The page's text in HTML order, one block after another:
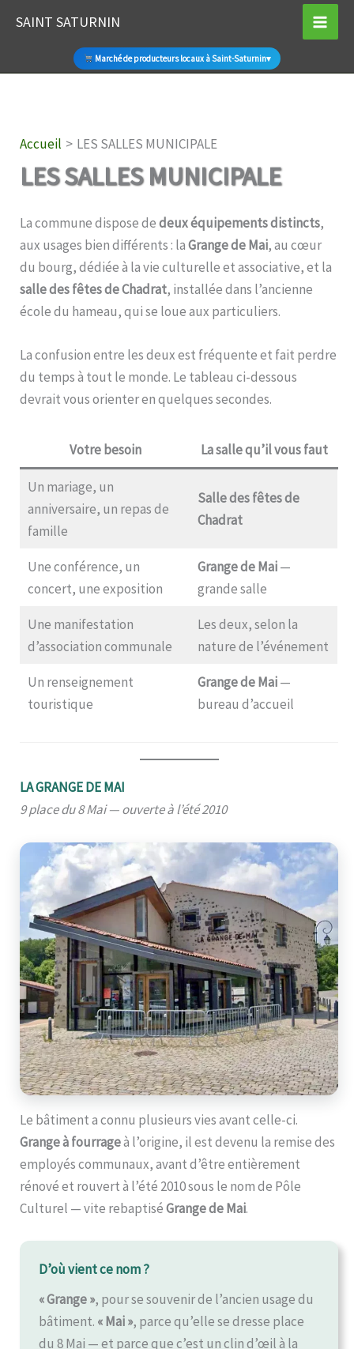
SAINT SATURNIN
Marché de producteurs locaux à Saint-Saturnin▾
Accueil LES SALLES MUNICIPALE
LES SALLES MUNICIPALE
La commune dispose dedeux équipements distincts,
aux usages bien différents : laGrange de Mai, au cœur
du bourg, dédiée à la vie culturelle et associative, et la
salle des fêtes de Chadrat, installée dans l’ancienne
école du hameau, qui se loue aux particuliers.
La confusion entre les deux est fréquente et fait perdre
du temps à tout le monde. Le tableau ci-dessous
devrait vous orienter en quelques secondes.
Votre besoin La salle qu’il vous faut
Un mariage, un
anniversaire, un repas de
famille
Salle des fêtes de
Chadrat
Une conférence, un
concert, une exposition
Grange de Mai—
grande salle
Une manifestation
d’association communale
Les deux, selon la
nature de l’événement
Un renseignement
touristique
Grange de Mai—
bureau d’accueil
LA GRANGE DE MAI
9 place du 8 Mai — ouverte à l’été 2010
Le bâtiment a connu plusieurs vies avant celle-ci.
Grange à fourrageà l’origine, il est devenu la remise des
employés communaux, avant d’être entièrement
rénové et rouvert à l’été 2010 sous le nom de Pôle
Culturel — vite rebaptiséGrange de Mai.
D’où vient ce nom ?
« Grange », pour se souvenir de l’ancien usage du
bâtiment. « Mai », parce qu’elle se dresse place
du 8 Mai — et parce que c’est un clin d’œil à la